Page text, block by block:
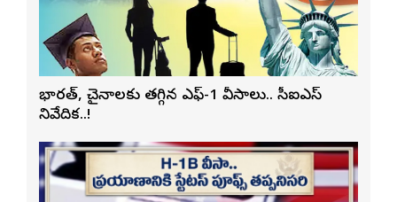
భారత్, చైనాలకు తగ్గిన ఎఫ్-1 వీసాలు.. సీఐఎస్
నివేదిక..!